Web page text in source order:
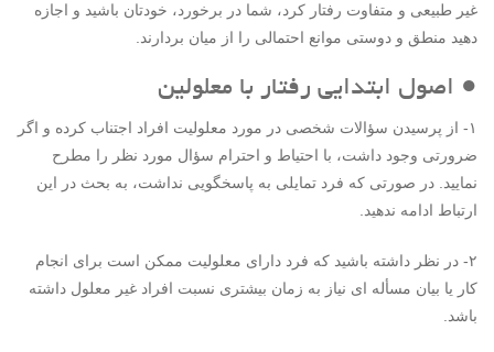
غیر طبیعی و متفاوت رفتار کرد، شما در برخورد، خودتان باشید و اجازه
دهید منطق و دوستی موانع احتمالی را از میان بردارند.
● اصول ابتدایی رفتار با معلولین
۱- از پرسیدن سؤالات شخصی در مورد معلولیت افراد اجتناب کرده و اگر
ضرورتی وجود داشت، با احتیاط و احترام سؤال مورد نظر را مطرح
نمایید. در صورتی که فرد تمایلی به پاسخگویی نداشت، به بحث در این
ارتباط ادامه ندهید.
۲- در نظر داشته باشید که فرد دارای معلولیت ممکن است برای انجام
کار یا بیان مسأله ای نیاز به زمان بیشتری نسبت افراد غیر معلول داشته
باشد.